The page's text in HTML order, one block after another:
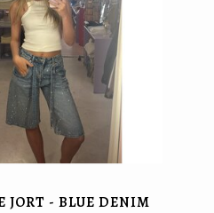
JORT - BLUE DENIM